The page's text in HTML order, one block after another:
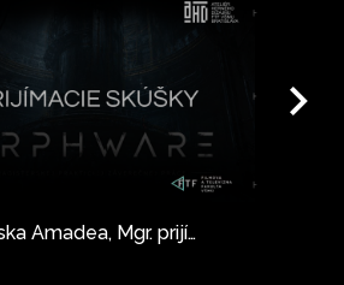
2027, Šufliarska Amadea, Mgr. prijímacie skúšky